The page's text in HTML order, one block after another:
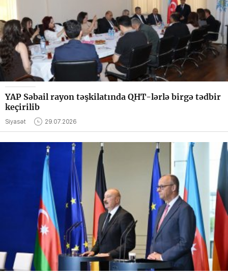
YAP Səbail rayon təşkilatında QHT-lərlə birgə tədbir
keçirilib
Siyasət 29.07.2026